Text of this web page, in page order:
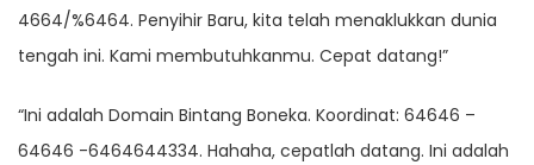
4664/%6464. Penyihir Baru, kita telah menaklukkan dunia
tengah ini. Kami membutuhkanmu. Cepat datang!”
“Ini adalah Domain Bintang Boneka. Koordinat: 64646 –
64646 -6464644334. Hahaha, cepatlah datang. Ini adalah